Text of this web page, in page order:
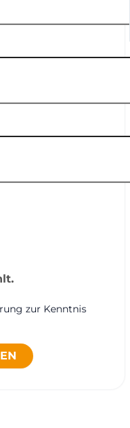
zur Kenntnis